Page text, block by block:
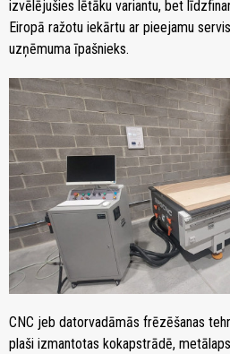
izvēlējušies lētāku variantu, bet
Eiropā ražotu iekārtu ar pieejamu
uzņēmuma īpašnieks.
CNC jeb datorvadāmās frēzēšanas
plaši izmantotas kokapstrādē,